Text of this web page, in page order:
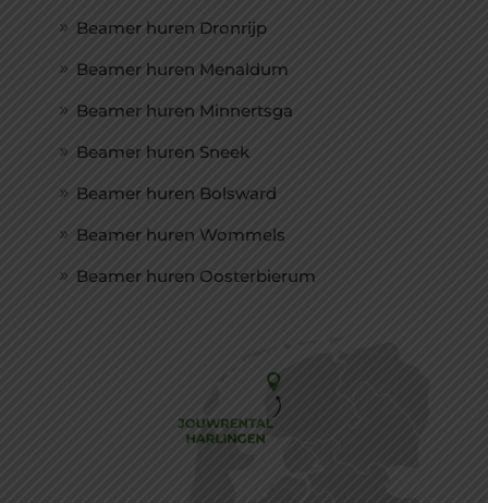
Beamer huren Dronrijp
Beamer huren Menaldum
Beamer huren Minnertsga
Beamer huren Sneek
Beamer huren Bolsward
Beamer huren Wommels
Beamer huren Oosterbierum